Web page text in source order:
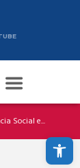
Abrir a barra de ferramentas
Social e...